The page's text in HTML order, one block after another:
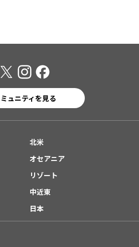
ュニティを見る
北米
オセアニア
リゾート
中近東
日本